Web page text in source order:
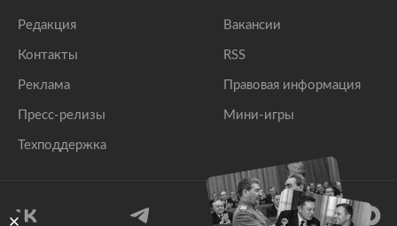
Редакция
Контакты
Реклама
Пресс-релизы
Техподдержка
Вакансии
RSS
Правовая информация
Мини-игры